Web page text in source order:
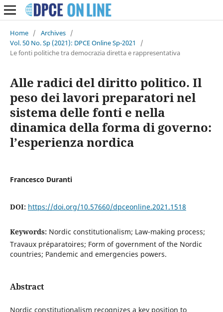
Home / Archives /
Vol. 50 No. Sp (2021): DPCE Online Sp-2021
/
Le fonti politiche tra democrazia diretta e rappresentativa
Alle radici del diritto politico. Il
peso dei lavori preparatori nel
sistema delle fonti e nella
dinamica della forma di governo:
l’esperienza nordica
Francesco Duranti
DOI: https://doi.org/10.57660/dpceonline.2021.1518
Keywords: Nordic constitutionalism; Law-making process;
Travaux préparatoires; Form of government of the Nordic
countries; Pandemic and emergencies powers.
Abstract
Nordic constitutionalism recognizes a key position to